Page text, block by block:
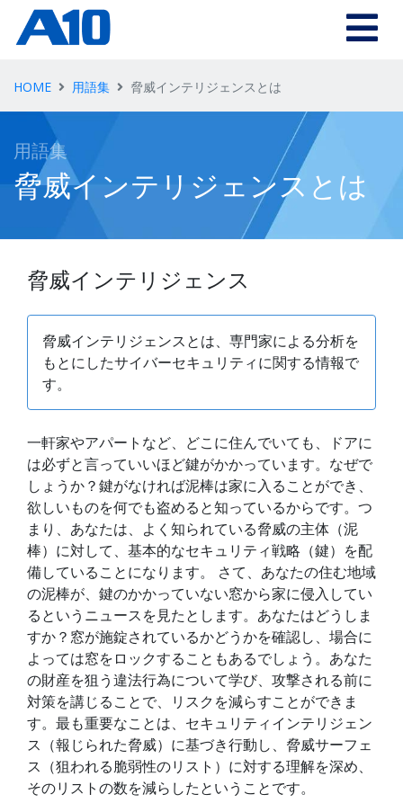
Skip to main content
HOME 用語集 脅威インテリジェンスとは
用語集
脅威インテリジェンスとは
脅威インテリジェンス
脅威インテリジェンスとは、専門家による分析を
もとにしたサイバーセキュリティに関する情報で
す。
一軒家やアパートなど、どこに住んでいても、ドアに
は必ずと言っていいほど鍵がかかっています。なぜで
しょうか？鍵がなければ泥棒は家に入ることができ、
欲しいものを何でも盗めると知っているからです。つ
まり、あなたは、よく知られている脅威の主体（泥
棒）に対して、基本的なセキュリティ戦略（鍵）を配
備していることになります。 さて、あなたの住む地域
の泥棒が、鍵のかかっていない窓から家に侵入してい
るというニュースを見たとします。あなたはどうしま
すか？窓が施錠されているかどうかを確認し、場合に
よっては窓をロックすることもあるでしょう。あなた
の財産を狙う違法行為について学び、攻撃される前に
対策を講じることで、リスクを減らすことができま
す。最も重要なことは、セキュリティインテリジェン
ス（報じられた脅威）に基づき行動し、脅威サーフェ
ス（狙われる脆弱性のリスト）に対する理解を深め、
そのリストの数を減らしたということです。